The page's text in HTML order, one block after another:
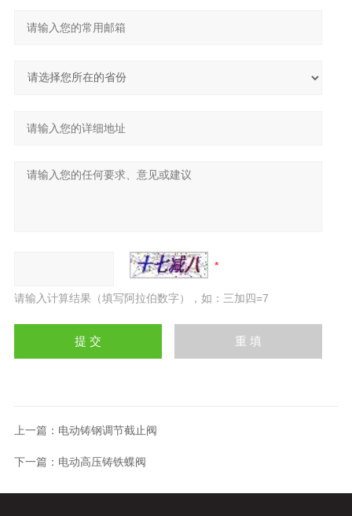
请输入计算结果（填写阿拉伯数字），如：三加四=7
上一篇： 电动铸钢调节截止阀
下一篇： 电动高压铸铁蝶阀